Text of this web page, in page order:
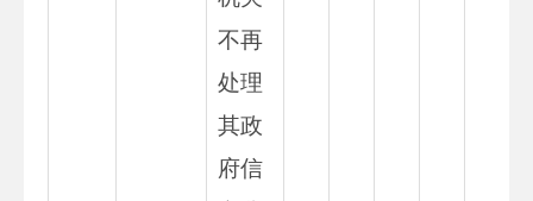
不再
处理
其政
府信